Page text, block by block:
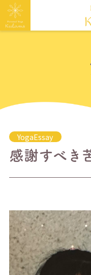
YogaEssay
感謝すべき